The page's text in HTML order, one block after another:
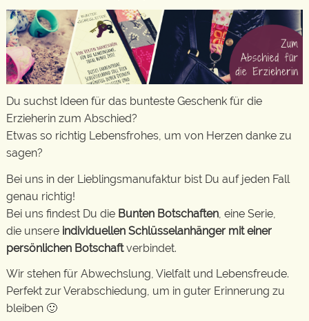
Du suchst Ideen für das bunteste Geschenk für die
Erzieherin zum Abschied?
Etwas so richtig Lebensfrohes, um von Herzen danke zu
sagen?
Bei uns in der Lieblingsmanufaktur bist Du auf jeden Fall
genau richtig!
Bei uns findest Du die Bunten Botschaften , eine Serie,
die unsere individuellen Schlüsselanhänger mit einer
persönlichen Botschaftverbindet.
Wir stehen für Abwechslung, Vielfalt und Lebensfreude.
Perfekt zur Verabschiedung, um in guter Erinnerung zu
bleiben 🙂